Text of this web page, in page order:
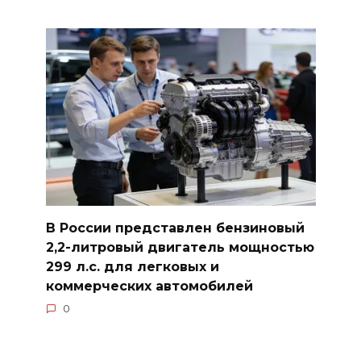
В России представлен бензиновый
2,2-литровый двигатель мощностью
299 л.с. для легковых и
коммерческих автомобилей
0